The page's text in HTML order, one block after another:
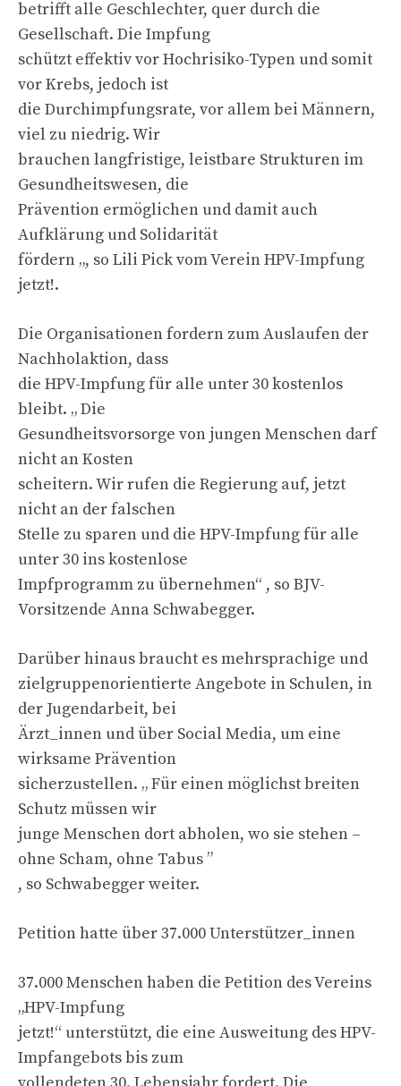
betrifft alle Geschlechter, quer durch die
Gesellschaft. Die Impfung
schützt effektiv vor Hochrisiko-Typen und somit
vor Krebs, jedoch ist
die Durchimpfungsrate, vor allem bei Männern,
viel zu niedrig. Wir
brauchen langfristige, leistbare Strukturen im
Gesundheitswesen, die
Prävention ermöglichen und damit auch
Aufklärung und Solidarität
fördern „, so Lili Pick vom Verein HPV-Impfung
jetzt!.
Die Organisationen fordern zum Auslaufen der
Nachholaktion, dass
die HPV-Impfung für alle unter 30 kostenlos
bleibt. „ Die
Gesundheitsvorsorge von jungen Menschen darf
nicht an Kosten
scheitern. Wir rufen die Regierung auf, jetzt
nicht an der falschen
Stelle zu sparen und die HPV-Impfung für alle
unter 30 ins kostenlose
Impfprogramm zu übernehmen“ , so BJV-
Vorsitzende Anna Schwabegger.
Darüber hinaus braucht es mehrsprachige und
zielgruppenorientierte Angebote in Schulen, in
der Jugendarbeit, bei
Ärzt_innen und über Social Media, um eine
wirksame Prävention
sicherzustellen. „ Für einen möglichst breiten
Schutz müssen wir
junge Menschen dort abholen, wo sie stehen –
ohne Scham, ohne Tabus ”
, so Schwabegger weiter.
Petition hatte über 37.000 Unterstützer_innen
37.000 Menschen haben die Petition des Vereins
„HPV-Impfung
jetzt!“ unterstützt, die eine Ausweitung des HPV-
Impfangebots bis zum